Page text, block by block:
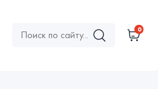
0